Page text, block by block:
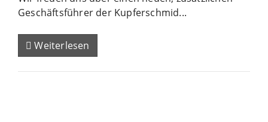
Geschäftsführer der Kupferschmid...
Weiterlesen